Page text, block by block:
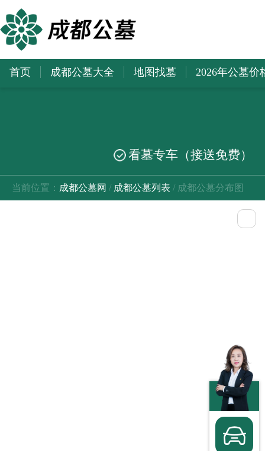
首页 成都公墓大全 地图找墓 2026年公墓价
看墓专车（接送免费）
当前位置： 成都公墓网 / 成都公墓列表 / 成都公墓分布图